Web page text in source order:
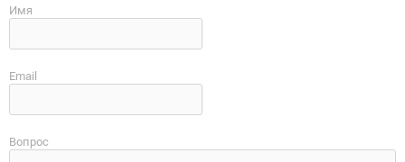
Имя
Email
Вопрос